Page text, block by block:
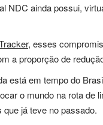
NDC ainda possui,
, esses
a proporção de
está em tempo do
o mundo na rota de
já teve no passado.